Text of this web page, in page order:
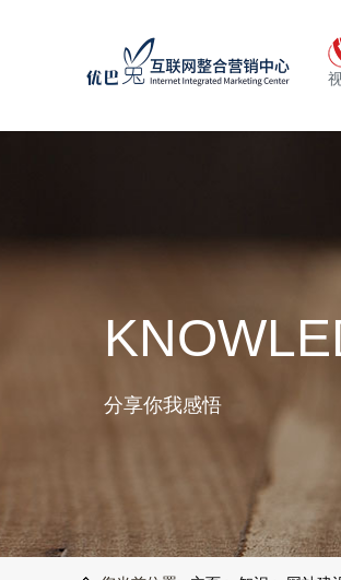
分享你我感悟